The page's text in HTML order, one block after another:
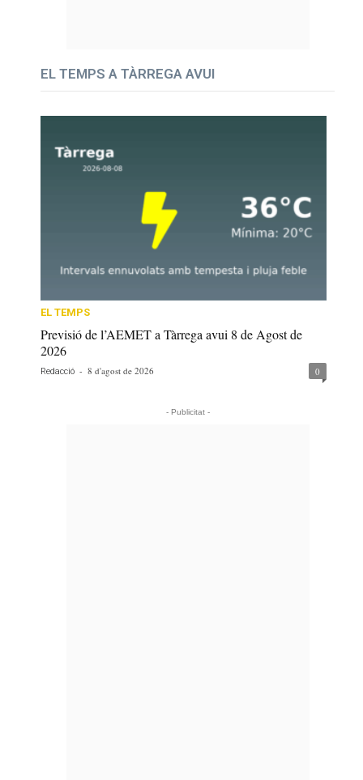
EL TEMPS A TÀRREGA AVUI
EL TEMPS
Previsió de l’AEMET a Tàrrega avui 8 de Agost de
2026
Redacció - 8 d'agost de 2026 0
- Publicitat -